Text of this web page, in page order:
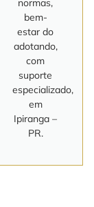
normas,
bem-
estar do
adotando,
com
suporte
especializado,
em
Ipiranga –
PR.